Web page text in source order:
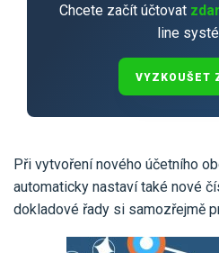
Propojení
Účetní a
Ceník a
One Stop
Poptávka
Ceník
Pro koho
Pro firmy
Pro
VYZKOUŠET
Chcete začít účtovat
line
VYZKOUŠET
Při vytvoření nového účetního
automaticky nastaví také nové
dokladové řady si samozřejmě